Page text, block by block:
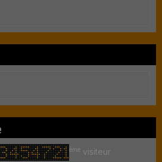
ème visiteur